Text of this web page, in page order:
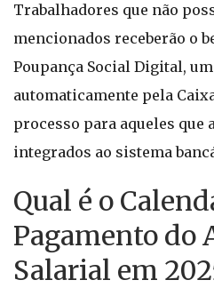
Trabalhadores que não
mencionados receberão o
Poupança Social Digital,
automaticamente pela
processo para aqueles que
integrados ao sistema
Qual é o
Pagamento do
Salarial em